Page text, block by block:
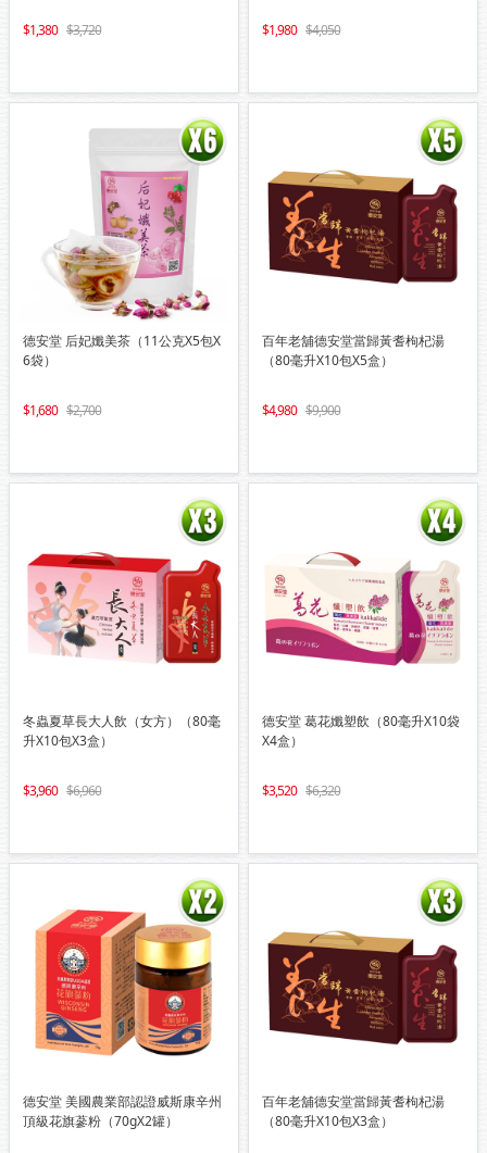
1,380 3,720 1,980 4,050
德安堂 后妃孅美茶（11公克X5包X
6袋）
1,680 2,700
百年老舖德安堂當歸黃耆枸杞湯
（80毫升X10包X5盒）
4,980 9,900
冬蟲夏草長大人飲（女方）（80毫
升X10包X3盒）
3,960 6,960
德安堂 葛花孅塑飲（80毫升X10袋
X4盒）
3,520 6,320
德安堂 美國農業部認證威斯康辛州
頂級花旗蔘粉（70gX2罐）
百年老舖德安堂當歸黃耆枸杞湯
（80毫升X10包X3盒）